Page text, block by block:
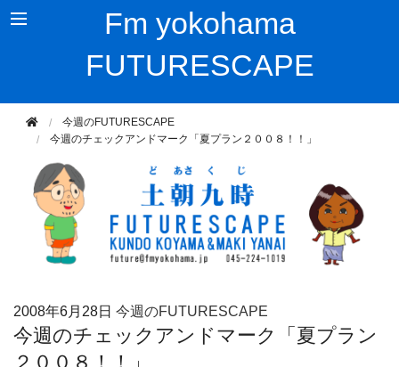
Fm yokohama
FUTURESCAPE
今週のFUTURESCAPE
今週のチェックアンドマーク「夏プラン２００８！！」
2008年6月28日 今週のFUTURESCAPE
今週のチェックアンドマーク「夏プラン
２００８！！」